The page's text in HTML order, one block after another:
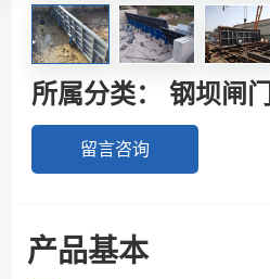
所属分类：钢坝闸门
留言咨询
产品基本